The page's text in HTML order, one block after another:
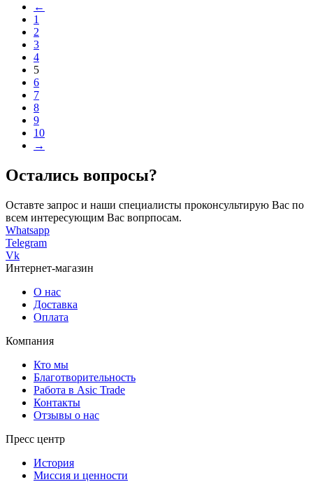
←
1
2
3
4
5
6
7
8
9
10
→
Остались вопросы?
Оставте запрос и наши специалисты проконсультирую Вас по
всем интересующим Вас вопрпосам.
Whatsapp
Telegram
Vk
Интернет-магазин
О нас
Доставка
Оплата
Компания
Кто мы
Благотворительность
Работа в Asic Trade
Контакты
Отзывы о нас
Пресс центр
История
Миссия и ценности